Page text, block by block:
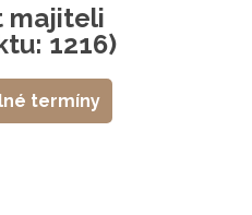
majiteli
1216)
termíny